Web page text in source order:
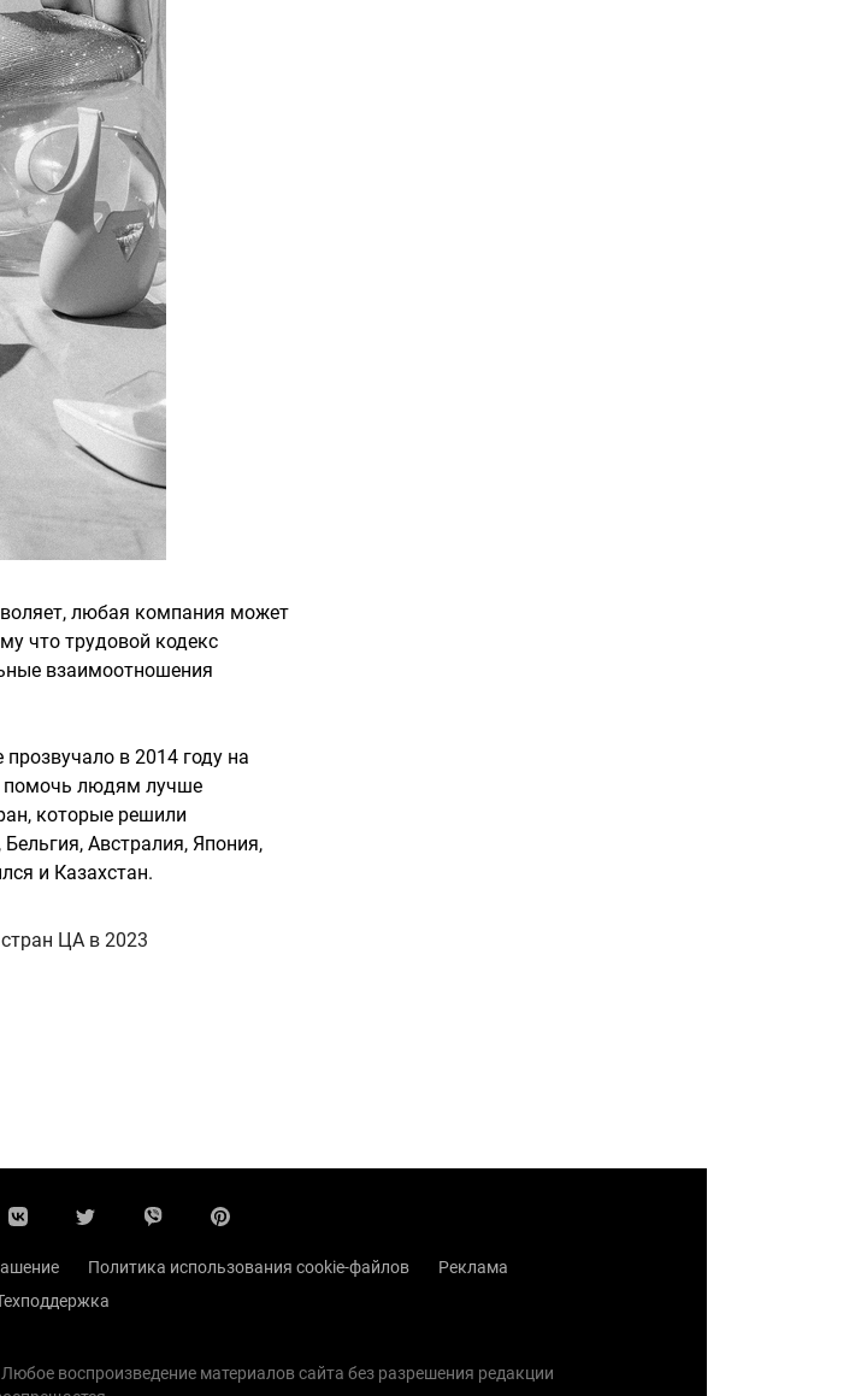
любая компания может
что трудовой кодекс
взаимоотношения
в 2014 году на
помочь людям лучше
которые решили
Австралия, Япония,
и Казахстан.
ЦА в 2023
Политика использования cookie-файлов
Реклама
воспроизведение материалов сайта без разрешения редакции